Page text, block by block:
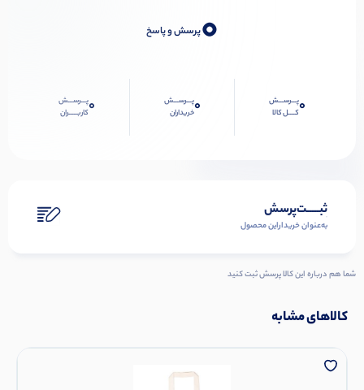
0پرسش و پاسخ
0پـــرســـش
کــــل کالا
0پـــرســـش
خریداران
0پـــرســـش
کاربـــــران
ثبـــــت‌پرسش
به‌عنوان ‌خریدار‌این‌ محصول
شما هم درباره این کالا پرسش ثبت کنید
کالاهای مشابه